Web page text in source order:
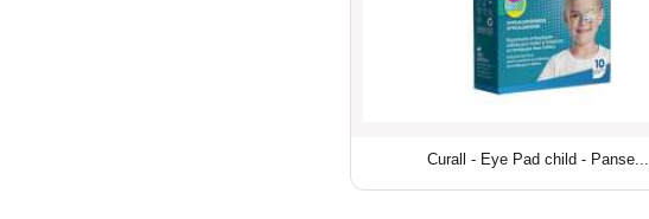
Curall - Eye Pad child - Panse...